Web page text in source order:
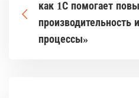
как 1С помогает
производительность
процессы»